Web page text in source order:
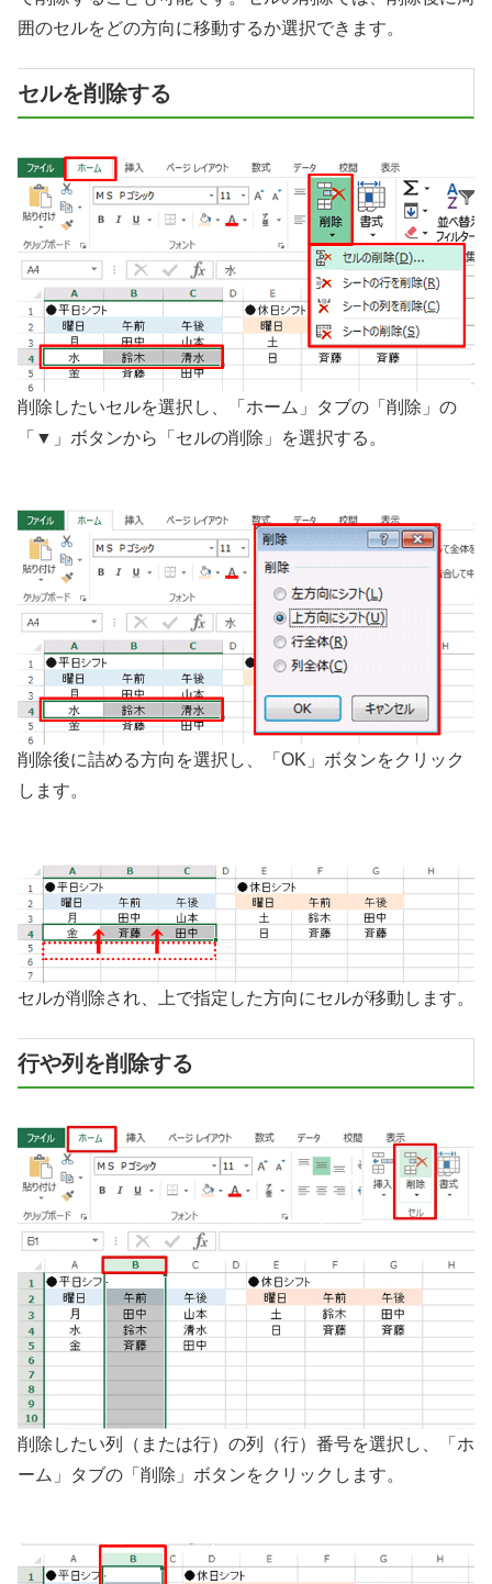
囲のセルをどの方向に移動するか選択できます。
セルを削除する
削除したいセルを選択し、「ホーム」タブの「削除」の
「▼」ボタンから「セルの削除」を選択する。
削除後に詰める方向を選択し、「OK」ボタンをクリック
します。
セルが削除され、上で指定した方向にセルが移動します。
行や列を削除する
削除したい列（または行）の列（行）番号を選択し、「ホ
ーム」タブの「削除」ボタンをクリックします。